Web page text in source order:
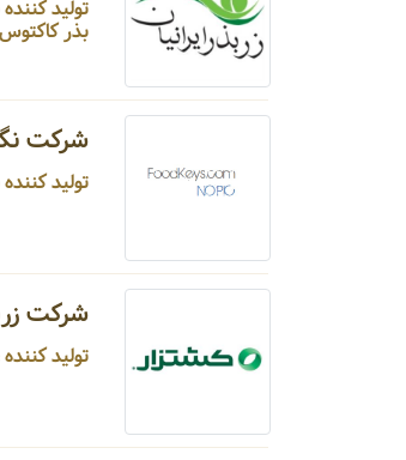
بذر
شرکت
تولید کننده بذر اصلاح شده لوبیا ...
شرکت
تولید کننده ، وارد